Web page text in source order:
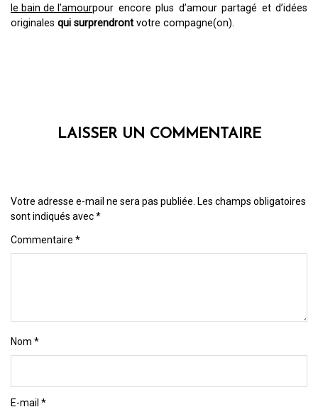
le bain de l’amourpour encore plus d’amour partagé et d’idées
originales qui surprendront votre compagne(on).
LAISSER UN COMMENTAIRE
Votre adresse e-mail ne sera pas publiée. Les champs obligatoires
sont indiqués avec*
Commentaire *
Nom *
E-mail *